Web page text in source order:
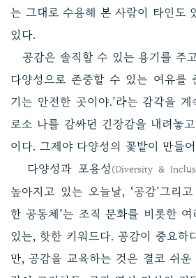
는 그대로 수용해 본 사람이 타인도
있다.
공감은 솔직할 수 있는 용기를 주
다양성으로 존중할 수 있는 여유를
기는 안전한 곳이야.’라는 감각을 계
로소 나를 감싸던 긴장감을 내려놓
이다. 그제야 다양성의 꽃밭이 만들
다양성과 포용성 (Diversity &
높아지고 있는 오늘날, ‘공감’그리
한 공동체’는 조직 문화를 비롯한 여
있는, 핫한 키워드다. 공감이 중요하
만, 공감을 교육하는 것은 결코 쉬